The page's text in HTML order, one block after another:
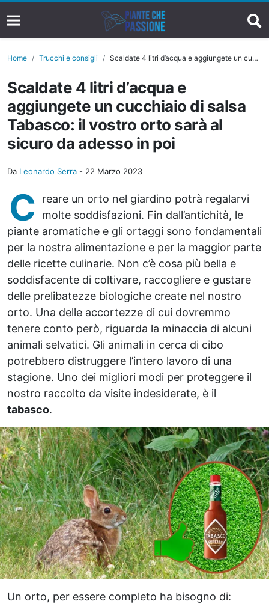
Home Trucchi e consigli Scaldate 4 litri d’acqua e aggiungete un cucchiaio di salsa Tabasco: il vostro orto sarà al sicuro da adesso in poi
Scaldate 4 litri d’acqua e
aggiungete un cucchiaio di salsa
Tabasco: il vostro orto sarà al
sicuro da adesso in poi
Da Leonardo Serra - 22 Marzo 2023
C
reare un orto nel giardino potrà regalarvi
molte soddisfazioni. Fin dall’antichità, le
piante aromatiche e gli ortaggi sono fondamentali
per la nostra alimentazione e per la maggior parte
delle ricette culinarie. Non c’è cosa più bella e
soddisfacente di coltivare, raccogliere e gustare
delle prelibatezze biologiche create nel nostro
orto. Una delle accortezze di cui dovremmo
tenere conto però, riguarda la minaccia di alcuni
animali selvatici. Gli animali in cerca di cibo
potrebbero distruggere l’intero lavoro di una
stagione. Uno dei migliori modi per proteggere il
nostro raccolto da visite indesiderate, è il
tabasco.
Un orto, per essere completo ha bisogno di: